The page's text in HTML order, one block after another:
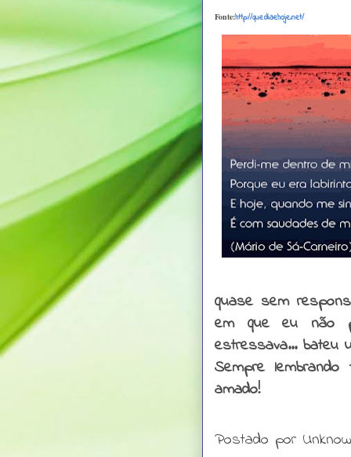
Fonte:http://quediaehoje.net/
quase sem
em que eu não
estressava... bateu
Sempre
amado!
Postado por